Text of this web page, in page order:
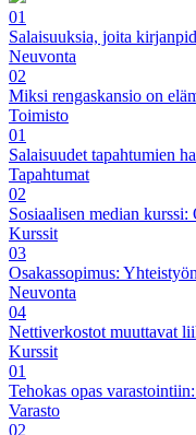
01
Salaisuuksia, joita
Neuvonta
02
Miksi rengaskansio on
Toimisto
01
Salaisuudet tapahtumien
Tapahtumat
02
Sosiaalisen median
Kurssit
03
Osakassopimus:
Neuvonta
04
Nettiverkostot muuttavat
Kurssit
01
Tehokas opas
Varasto
02